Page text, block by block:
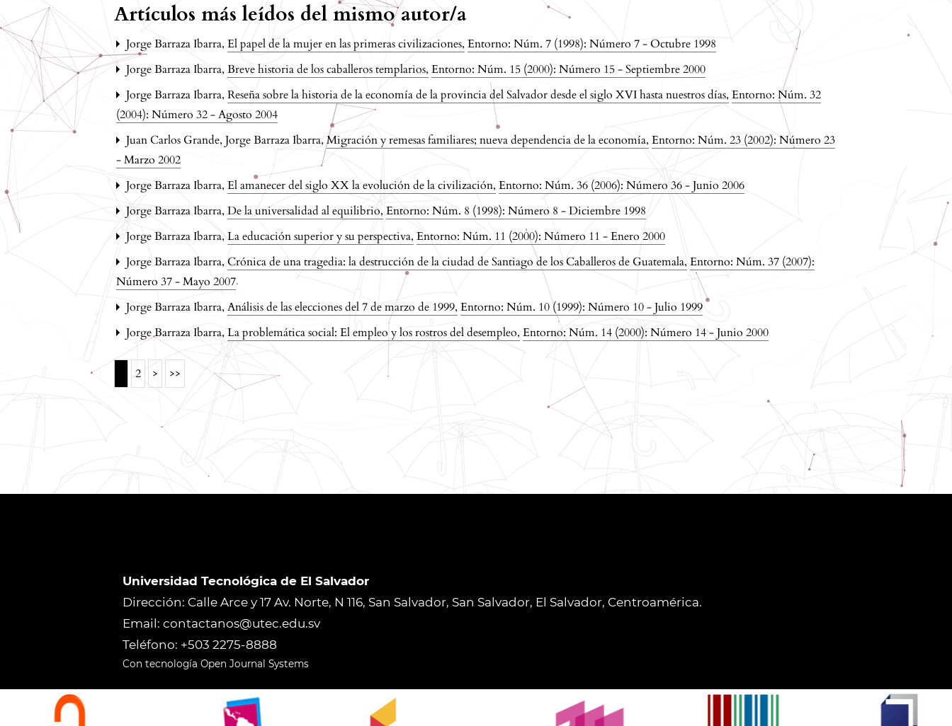
Artículos más leídos del mismo autor/a
Jorge Barraza Ibarra,El papel de la mujer en las primeras civilizaciones,Entorno: Núm. 7 (1998): Número 7 - Octubre 1998
Jorge Barraza Ibarra,Breve historia de los caballeros templarios,Entorno: Núm. 15 (2000): Número 15 - Septiembre 2000
Jorge Barraza Ibarra,Reseña sobre la historia de la economía de la provincia del Salvador desde el siglo XVI hasta nuestros días,Entorno: Núm. 32
(2004): Número 32 - Agosto 2004
Juan Carlos Grande, Jorge Barraza Ibarra,Migración y remesas familiares; nueva dependencia de la economía,Entorno: Núm. 23 (2002): Número 23
- Marzo 2002
Jorge Barraza Ibarra,El amanecer del siglo XX la evolución de la civilización,Entorno: Núm. 36 (2006): Número 36 - Junio 2006
Jorge Barraza Ibarra,De la universalidad al equilibrio,Entorno: Núm. 8 (1998): Número 8 - Diciembre 1998
Jorge Barraza Ibarra,La educación superior y su perspectiva,Entorno: Núm. 11 (2000): Número 11 - Enero 2000
Jorge Barraza Ibarra,Crónica de una tragedia: la destrucción de la ciudad de Santiago de los Caballeros de Guatemala,Entorno: Núm. 37 (2007):
Número 37 - Mayo 2007
Jorge Barraza Ibarra,Análisis de las elecciones del 7 de marzo de 1999,Entorno: Núm. 10 (1999): Número 10 - Julio 1999
Jorge Barraza Ibarra,La problemática social: El empleo y los rostros del desempleo,Entorno: Núm. 14 (2000): Número 14 - Junio 2000
2 > >>
Universidad Tecnológica de El Salvador
Dirección: Calle Arce y 17 Av. Norte, N 116, San Salvador, San Salvador, El Salvador, Centroamérica.
Email: contactanos@utec.edu.sv
Teléfono: +503 2275-8888
Con tecnología Open Journal Systems